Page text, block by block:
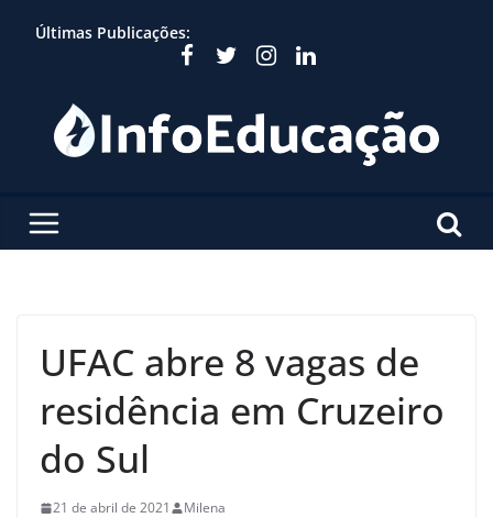
Últimas Publicações:
UFAC abre 8 vagas de
residência em Cruzeiro
do Sul
21 de abril de 2021 Milena